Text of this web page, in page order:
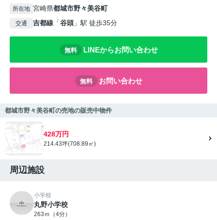
所在地 宮崎県都城市野々美谷町
交通 吉都線 「谷頭 」駅 徒歩35分
無料 LINEからお問い合わせ
無料 お問い合わせ
都城市野々美谷町の売地の販売中物件
428万円
214.43坪(708.89㎡)
周辺施設
小学校
丸野小学校
263ｍ（4分）